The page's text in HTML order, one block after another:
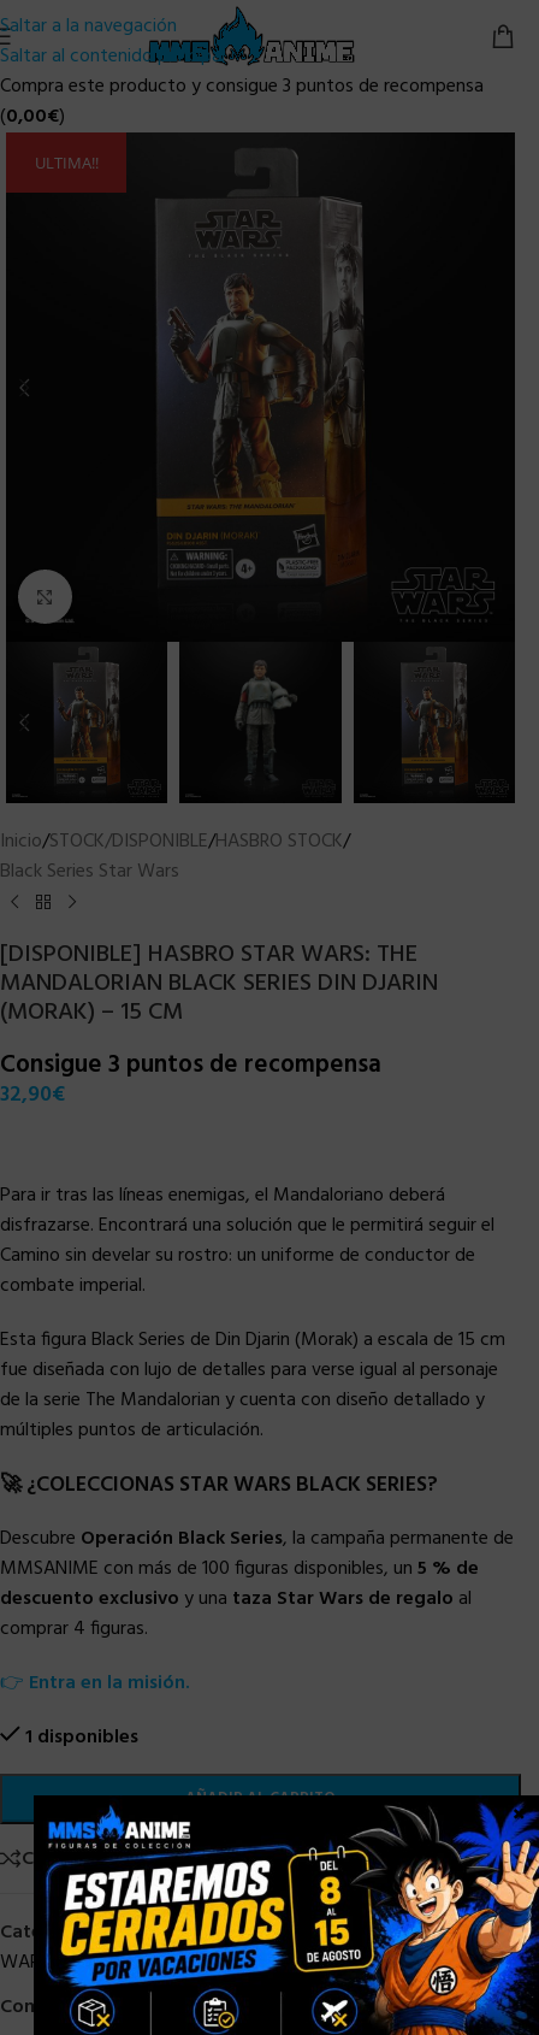
Saltar a la navegación
Saltar al contenido principal
Compra este producto y consigue 3 puntos de recompensa
(0,00€)
ULTIMA!!
Clic para ampliar
Inicio/STOCK/DISPONIBLE/HASBRO STOCK/
Black Series Star Wars
[DISPONIBLE] HASBRO STAR WARS: THE
MANDALORIAN BLACK SERIES DIN DJARIN
(MORAK) – 15 CM
Consigue 3 puntos de recompensa
32,90€
Para ir tras las líneas enemigas, el Mandaloriano deberá
disfrazarse. Encontrará una solución que le permitirá seguir el
Camino sin develar su rostro: un uniforme de conductor de
combate imperial.
Esta figura Black Series de Din Djarin (Morak) a escala de 15 cm
fue diseñada con lujo de detalles para verse igual al personaje
de la serie The Mandalorian y cuenta con diseño detallado y
múltiples puntos de articulación.
🚀 ¿COLECCIONAS STAR WARS BLACK SERIES?
Descubre Operación Black Series, la campaña permanente de
MMSANIME con más de 100 figuras disponibles, un5 % de
descuento exclusivo y una taza Star Wars de regalo al
comprar 4 figuras.
👉 Entra en la misión.
1 disponibles
AÑADIR AL CARRITO
Comparar Añadir a la lista de deseos
Categorías:Black Series Star Wars HASBRO
HASBRO STAR
WARS, HASBRO STOCK,STAR WARS,STOCK/DISPONIBLE
Compartir:
×